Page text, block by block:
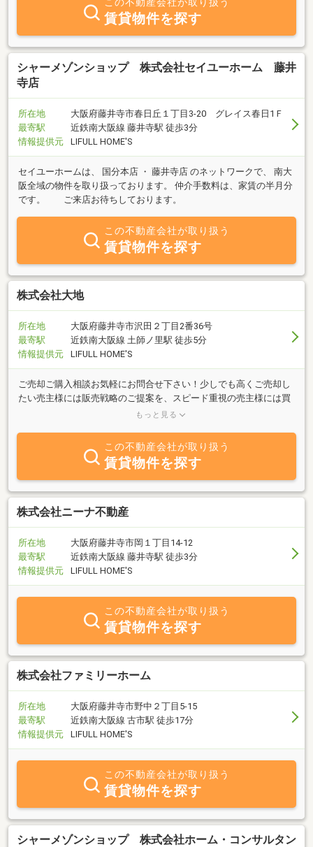
この不動産会社が取り扱う
賃貸物件を探す
シャーメゾンショップ 株式会社セイユーホーム 藤井
寺店
所在地
大阪府藤井寺市春日丘１丁目3-20 グレイス春日1Ｆ
最寄駅
近鉄南大阪線 藤井寺駅 徒歩3分
情報提供元
LIFULL HOME'S
セイユーホームは、 国分本店 ・ 藤井寺店 のネットワークで、 南大
阪全域の物件を取り扱っております。 仲介手数料は、家賃の半月分
です。 ご来店お待ちしております。
この不動産会社が取り扱う
賃貸物件を探す
株式会社大地
所在地
大阪府藤井寺市沢田２丁目2番36号
最寄駅
近鉄南大阪線 土師ノ里駅 徒歩5分
情報提供元
LIFULL HOME'S
ご売却ご購入相談お気軽にお問合せ下さい！少しでも高くご売却し
たい売主様には販売戦略のご提案を、スピード重視の売主様には買
取りサービスをご提案致します。特に大阪府・奈良県は多数のご依
もっと見る
この不動産会社が取り扱う
賃貸物件を探す
株式会社ニーナ不動産
所在地
大阪府藤井寺市岡１丁目14-12
最寄駅
近鉄南大阪線 藤井寺駅 徒歩3分
情報提供元
LIFULL HOME'S
この不動産会社が取り扱う
賃貸物件を探す
株式会社ファミリーホーム
所在地
大阪府藤井寺市野中２丁目5-15
最寄駅
近鉄南大阪線 古市駅 徒歩17分
情報提供元
LIFULL HOME'S
この不動産会社が取り扱う
賃貸物件を探す
シャーメゾンショップ 株式会社ホーム・コンサルタン